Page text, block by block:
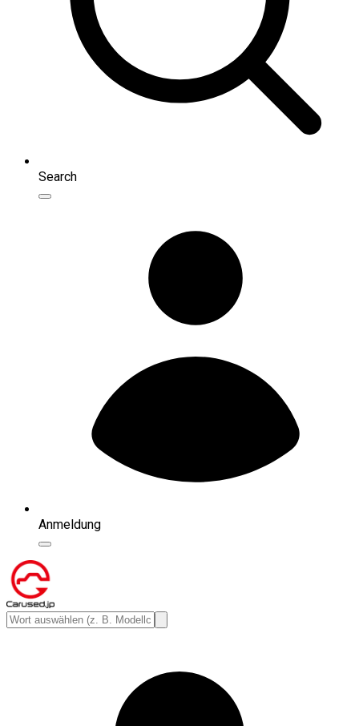
Search
Anmeldung